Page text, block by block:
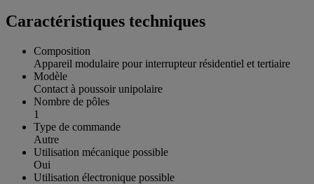
Caractéristiques techniques
Composition
Appareil modulaire pour interrupteur résidentiel et tertiaire
Modèle
Contact à poussoir unipolaire
Nombre de pôles
1
Type de commande
Autre
Utilisation mécanique possible
Oui
Utilisation électronique possible